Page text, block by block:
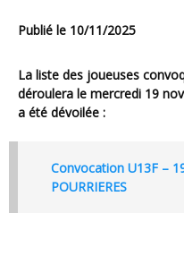
Publié le 10/11/2025
La liste des joueuses convoquées pour le CPR U13F, qui se
déroulera le mercredi 19
a été dévoilée :
Convocation U13F – 19 novembre 2025 –
POURRIERES